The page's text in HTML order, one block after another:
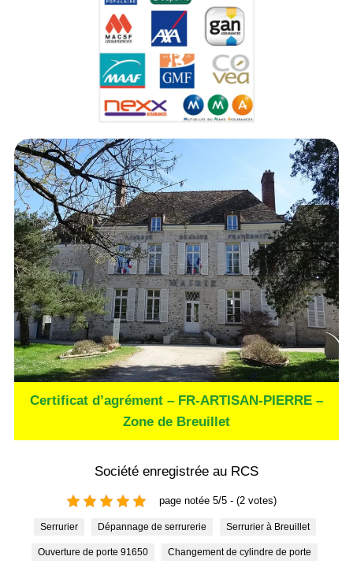
Certificat d’agrément – FR-ARTISAN-PIERRE –
Zone de Breuillet
Société enregistrée au RCS
page notée 5/5 - (2 votes)
Serrurier Dépannage de serrurerie Serrurier à Breuillet
Ouverture de porte 91650 Changement de cylindre de porte